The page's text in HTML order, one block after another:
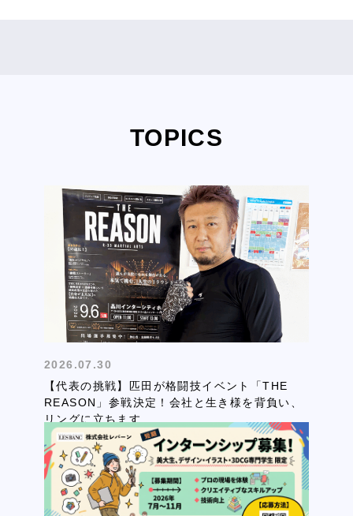
TOPICS
2026.07.30
【代表の挑戦】匹田が格闘技イベント「THE
REASON」参戦決定！会社と生き様を背負い、
リングに立ちます